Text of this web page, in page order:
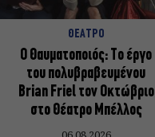
ΘΕΑΤΡΟ
Ο Θαυματοποιός: Το έργο
του πολυβραβευμένου
Brian Friel τον Οκτώβριο
στο Θέατρο Μπέλλος